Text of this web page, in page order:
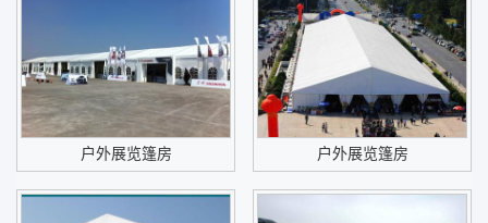
户外展览篷房 户外展览篷房